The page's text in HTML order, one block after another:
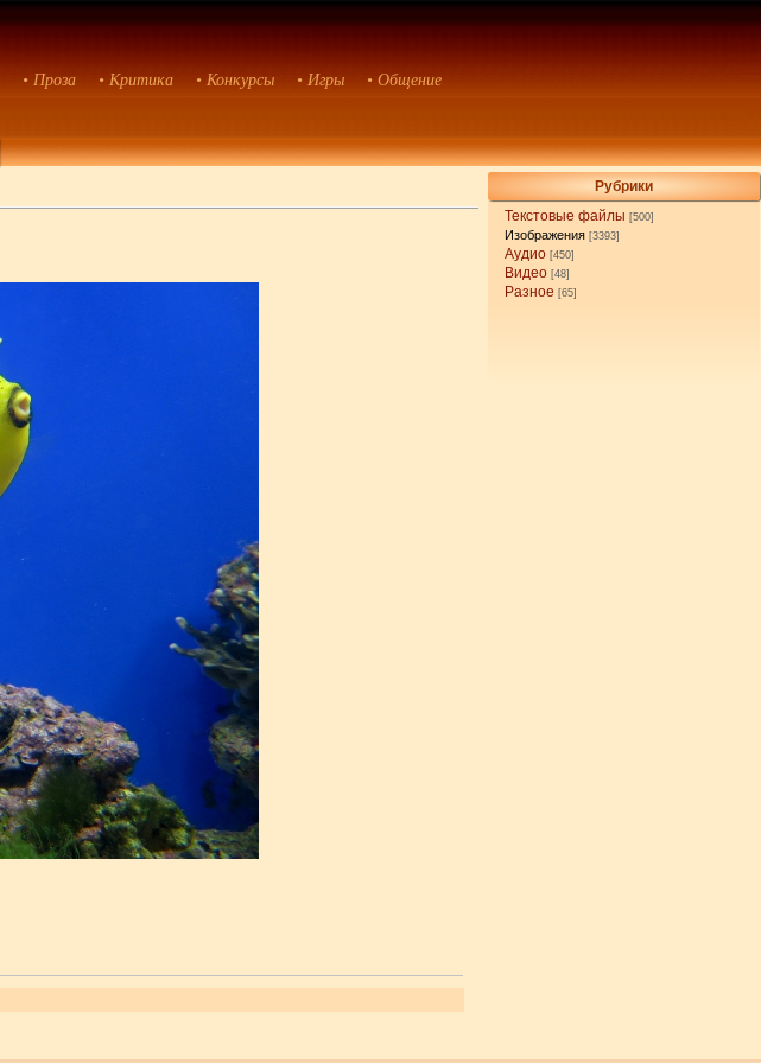
• Проза • Критика • Конкурсы • Игры • Общение
Рубрики
Текстовые файлы [500]
Изображения [3393]
Аудио [450]
Видео [48]
Разное [65]